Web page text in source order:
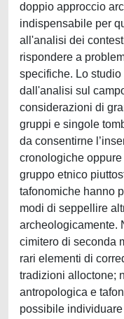
doppio approccio
indispensabile per
all'analisi dei
rispondere a
specifiche. Lo
dall'analisi sul
considerazioni di
gruppi e singole
da consentirne
cronologiche
gruppo etnico
tafonomiche hanno
modi di seppellire
archeologicamente.
cimitero di seconda
rari elementi di
tradizioni alloctone;
antropologica e
possibile